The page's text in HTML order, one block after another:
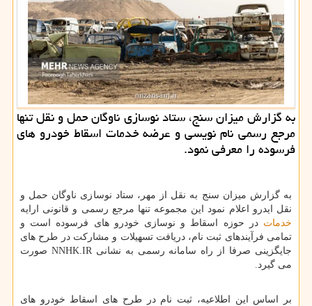
به گزارش میزان سنج، ستاد نوسازی ناوگان حمل و نقل تنها
مرجع رسمی نام نویسی و عرضه خدمات اسقاط خودرو های
فرسوده را معرفی نمود.
به گزارش میزان سنج به نقل از مهر، ستاد نوسازی ناوگان حمل و
نقل ایدرو اعلام نمود این مجموعه تنها مرجع رسمی و قانونی ارایه
خدمات در حوزه اسقاط و نوسازی خودرو های فرسوده است و
تمامی فرآیندهای ثبت نام، دریافت تسهیلات و مشارکت در طرح های
جایگزینی صرفا از راه سامانه رسمی به نشانی NNHK.IR صورت
می گیرد.
بر اساس این اطلاعیه، ثبت نام در طرح های اسقاط خودرو های